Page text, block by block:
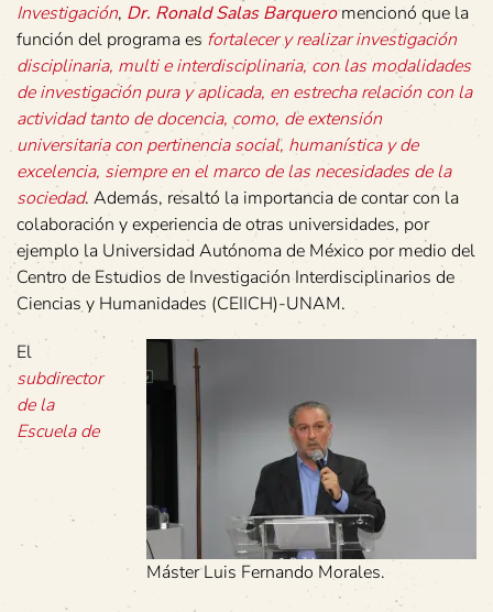
Investigación, Dr. Ronald Salas Barqueromencionó que la
función del programa es fortalecer y realizar investigación
disciplinaria, multi e interdisciplinaria, con las modalidades
de investigación pura y aplicada, en estrecha relación con la
actividad tanto de docencia, como, de extensión
universitaria con pertinencia social, humanística y de
excelencia, siempre en el marco de las necesidades de la
sociedad. Además, resaltó la importancia de contar con la
colaboración y experiencia de otras universidades, por
ejemplo la Universidad Autónoma de México por medio del
Centro de Estudios de Investigación Interdisciplinarios de
Ciencias y Humanidades (CEIICH)-UNAM.
Máster Luis Fernando Morales.
El
subdirector
de la
Escuela de